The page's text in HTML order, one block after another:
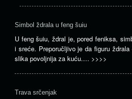
Simbol ždrala u feng šuiu
U feng šuiu, ždral je, pored feniksa,
i sreće. Preporučljivo je da figuru
slika povoljnija za kuću.… >>>>
Trava srčenjak